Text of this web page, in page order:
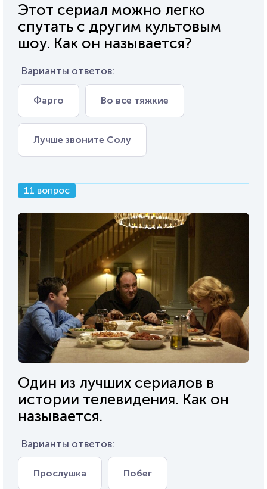
Этот сериал можно легко
спутать с другим культовым
шоу. Как он называется?
Варианты ответов:
Фарго Во все тяжкие
Лучше звоните Солу
11 вопрос
Один из лучших сериалов в
истории телевидения. Как он
называется.
Варианты ответов:
Прослушка Побег